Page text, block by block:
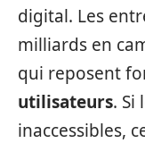
digital. Les
milliards en
qui reposent
utilisateurs. Si
inaccessibles,